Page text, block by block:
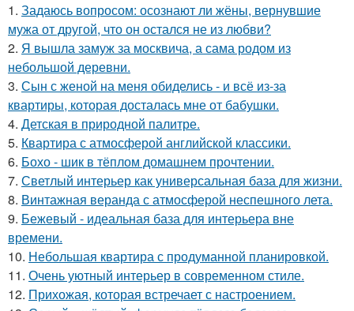
1. Задаюсь вопросом: осознают ли жёны, вернувшие
мужа от другой, что он остался не из любви?
2. Я вышла замуж за москвича, а сама родом из
небольшой деревни.
3. Сын с женой на меня обиделись - и всё из-за
квартиры, которая досталась мне от бабушки.
4. Детская в природной палитре.
5. Квартира с атмосферой английской классики.
6. Бохо - шик в тёплом домашнем прочтении.
7. Светлый интерьер как универсальная база для жизни.
8. Винтажная веранда с атмосферой неспешного лета.
9. Бежевый - идеальная база для интерьера вне
времени.
10. Небольшая квартира с продуманной планировкой.
11. Очень уютный интерьер в современном стиле.
12. Прихожая, которая встречает с настроением.